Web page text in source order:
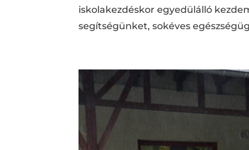
iskolakezdéskor egyedülálló
segítségünket, sokéves